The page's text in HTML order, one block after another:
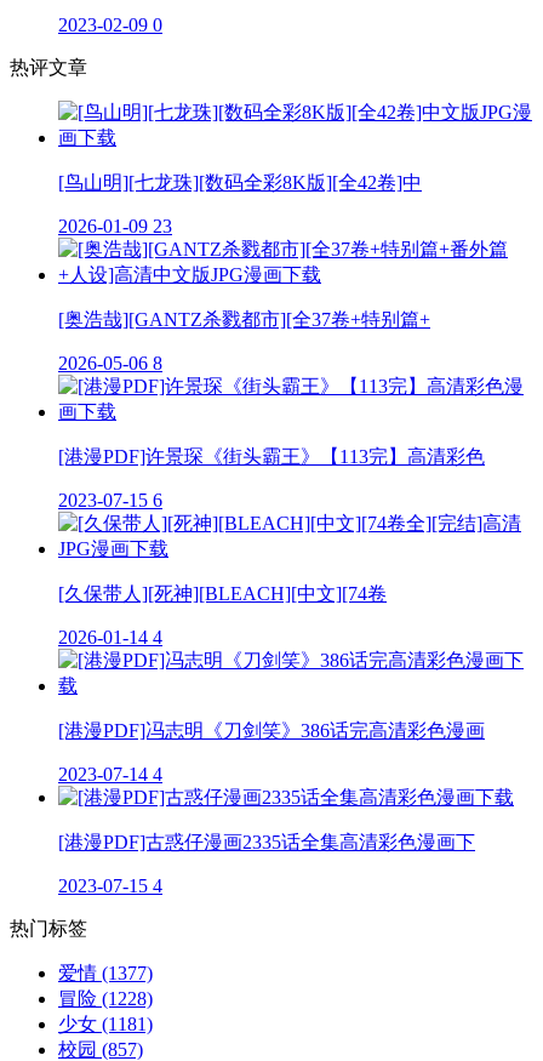
2023-02-09 0
热评文章
[鸟山明][七龙珠][数码全彩8K版][全42卷]中
2026-01-09 23
[奥浩哉][GANTZ杀戮都市][全37卷+特别篇+
2026-05-06 8
[港漫PDF]许景琛《街头霸王》【113完】高清彩色
2023-07-15 6
[久保带人][死神][BLEACH][中文][74卷
2026-01-14 4
[港漫PDF]冯志明《刀剑笑》386话完高清彩色漫画
2023-07-14 4
[港漫PDF]古惑仔漫画2335话全集高清彩色漫画下
2023-07-15 4
热门标签
爱情 (1377)
冒险 (1228)
少女 (1181)
校园 (857)